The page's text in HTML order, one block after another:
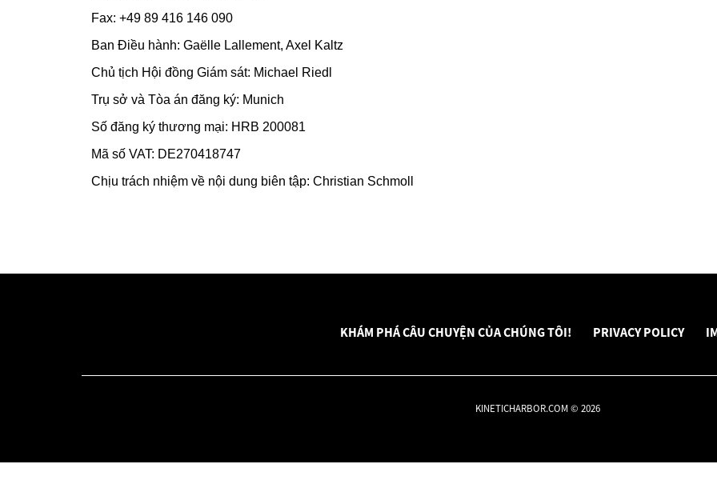
Fax: +49 89 416 146 090
Ban Điều hành: Gaëlle Lallement, Axel Kaltz
Chủ tịch Hội đồng Giám sát: Michael Riedl
Trụ sở và Tòa án đăng ký: Munich
Số đăng ký thương mại: HRB 200081
Mã số VAT: DE270418747
Chịu trách nhiệm về nội dung biên tập: Christian Schmoll
KHÁM PHÁ CÂU CHUYỆN CỦA CHÚNG TÔI! PRIVACY POLICY
KINETICHARBOR.COM © 2026